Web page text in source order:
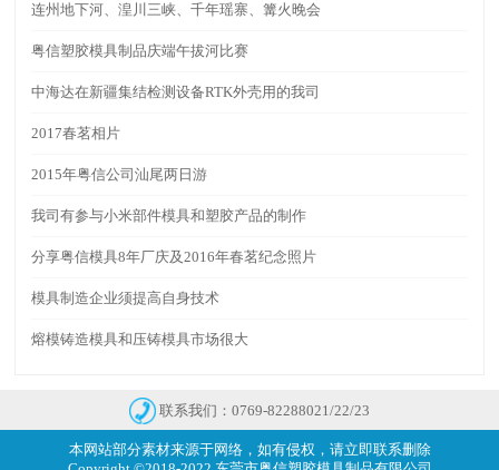
连州地下河、湟川三峡、千年瑶寨、篝火晚会
粤信塑胶模具制品庆端午拔河比赛
中海达在新疆集结检测设备RTK外壳用的我司
2017春茗相片
2015年粤信公司汕尾两日游
我司有参与小米部件模具和塑胶产品的制作
分享粤信模具8年厂庆及2016年春茗纪念照片
模具制造企业须提高自身技术
熔模铸造模具和压铸模具市场很大
联系我们：0769-82288021/22/23
本网站部分素材来源于网络，如有侵权，请立即联系删除